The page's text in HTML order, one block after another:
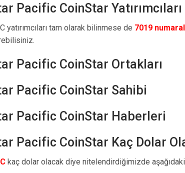
Pacific CoinStar Yatırımcıları
yatırımcıları tam olarak bilinmese de 7019
Pacific CoinStar Ortakları
Pacific CoinStar Sahibi
Pacific CoinStar Haberleri
Pacific CoinStar Kaç Dolar
kaç dolar olacak diye nitelendirdiğimizde